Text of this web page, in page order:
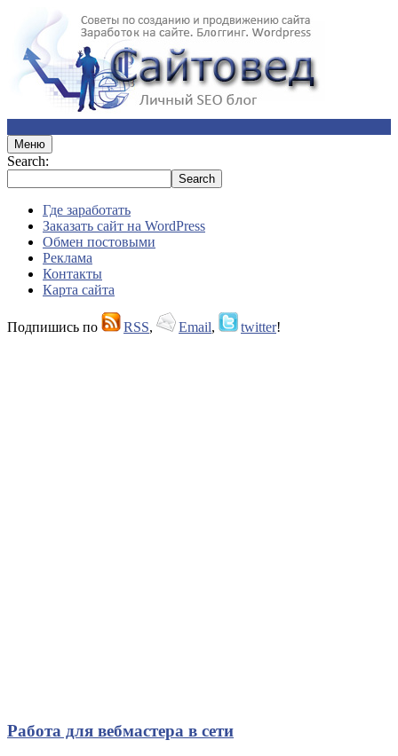
Меню
Search:
Где заработать
Заказать сайт на WordPress
Обмен постовыми
Реклама
Контакты
Карта сайта
Подпишись по RSS, Email, twitter!
Работа для вебмастера в сети